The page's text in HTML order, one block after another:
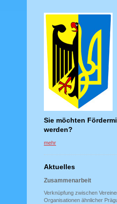
Sie möchten
werden?
mehr
Aktuelles
Zusammenarbeit
Verknüpfung zwischen
Organisationen ähnlicher